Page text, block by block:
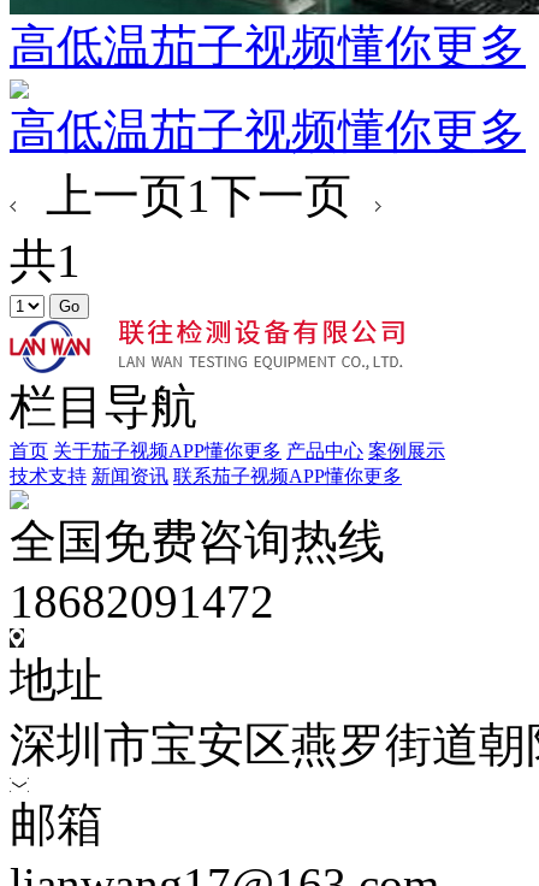
高低温茄子视频懂你更多
高低温茄子视频懂你更多
上一页1下一页
共1
栏目导航
首页 关于茄子视频APP懂你更多 产品中心 案例展示
技术支持 新闻资讯 联系茄子视频APP懂你更多
全国免费咨询热线
18682091472
地址
深圳市宝安区燕罗街道
邮箱